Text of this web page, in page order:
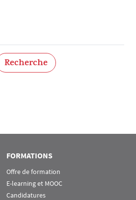
Recherche
FORMATIONS
Offre de formation
E-learning et MOOC
Candidatures